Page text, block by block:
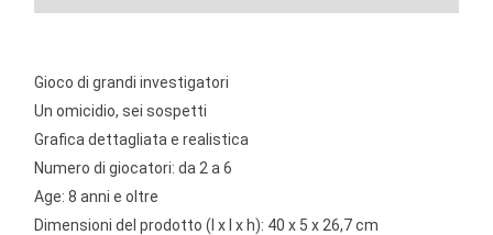
Gioco di grandi investigatori
Un omicidio, sei sospetti
Grafica dettagliata e realistica
Numero di giocatori: da 2 a 6
Age: 8 anni e oltre
Dimensioni del prodotto (l x l x h): 40 x 5 x 26,7 cm